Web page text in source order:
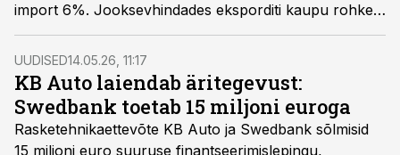
import 6%. Jooksevhindades eksporditi kaupu rohkem
kui 1,8 miljardi ja imporditi ligi 2,1 miljardi euro eest.
Eesti päritolu kaupu eksporditi märtsis rohkem kui
aasta varem.
UUDISED14.05.26, 11:17
KB Auto laiendab äritegevust:
Swedbank toetab 15 miljoni euroga
Rasketehnikaettevõte KB Auto ja Swedbank sõlmisid
15 miljoni euro suuruse finantseerimislepingu,